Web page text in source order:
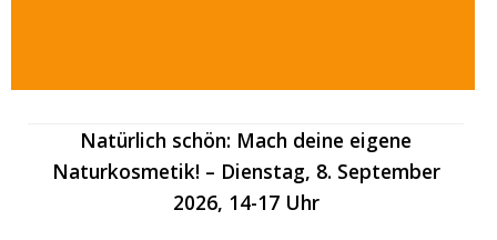
Natürlich schön: Mach deine eigene
Naturkosmetik! – Dienstag, 8. September
2026, 14-17 Uhr